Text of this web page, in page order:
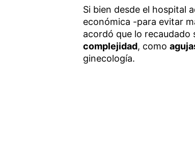
Si bien desde el hospital
económica -para evitar
acordó que lo recaudado
complejidad, como
ginecología.